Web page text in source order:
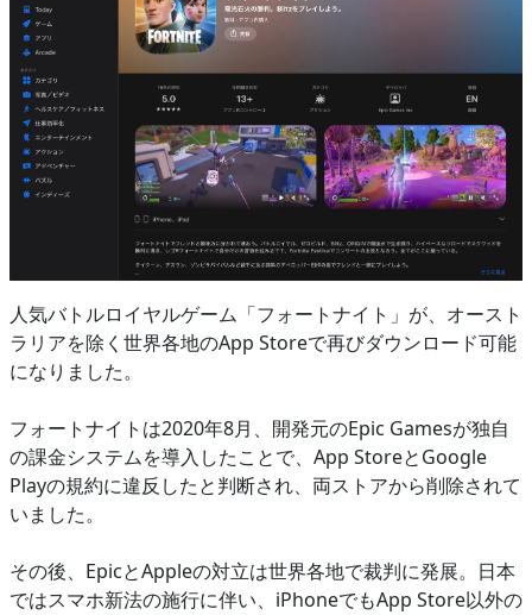
人気バトルロイヤルゲーム「フォートナイト」が、オースト
ラリアを除く世界各地のApp Storeで再びダウンロード可能
になりました。
フォートナイトは2020年8月、開発元のEpic Gamesが独自
の課金システムを導入したことで、App StoreとGoogle
Playの規約に違反したと判断され、両ストアから削除されて
いました。
その後、EpicとAppleの対立は世界各地で裁判に発展。日本
ではスマホ新法の施行に伴い、iPhoneでもApp Store以外の